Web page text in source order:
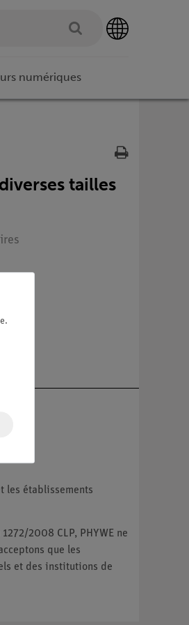
numériques
tailles
les établissements
2008 CLP, PHYWE ne
que les
et des institutions de